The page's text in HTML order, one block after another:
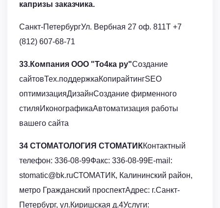
капризы заказчика.
Санкт-ПетербургУл. Вербная 27 оф. 811T +7
(812) 607-68-71
33.Компания ООО "То4ка ру"Создание
сайтовТех.поддержкаКопирайтингSEO
оптимизацияДизайнСоздание фирменного
стиляИконографикаАвтоматизация работы
вашего сайта
34 СТОМАТОЛОГИЯ СТОМАТИККонтактный
телефон: 336-08-99Факс: 336-08-99E-mail:
stomatic@bk.ruСТОМАТИК, Калининский район,
метро Гражданский проспектАдрес: г.Санкт-
Петербург, ул.Киришская д.4Услуги: